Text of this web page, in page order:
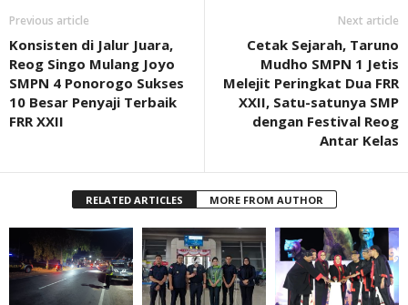
Previous article
Konsisten di Jalur Juara,
Reog Singo Mulang Joyo
SMPN 4 Ponorogo Sukses
10 Besar Penyaji Terbaik
FRR XXII
Next article
Cetak Sejarah, Taruno
Mudho SMPN 1 Jetis
Melejit Peringkat Dua FRR
XXII, Satu-satunya SMP
dengan Festival Reog
Antar Kelas
RELATED ARTICLES MORE FROM AUTHOR